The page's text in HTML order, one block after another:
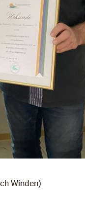
Winden)